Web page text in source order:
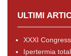
ULTIMI
XXXI
Ipertermia